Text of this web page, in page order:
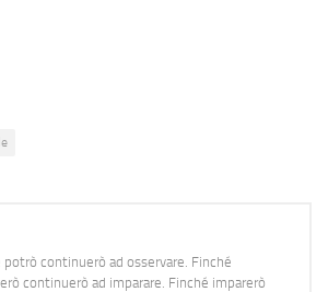
potrò continuerò ad osservare. Finché
continuerò ad imparare. Finché imparerò